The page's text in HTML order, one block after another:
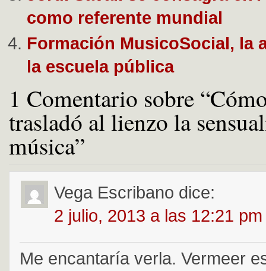
como referente mundial
Formación MusicoSocial, la
la escuela pública
1 Comentario sobre
trasladó al lienzo la
música”
Vega Escribano dice:
2 julio, 2013 a las 12:21 pm
Me encantaría verla. Vermeer